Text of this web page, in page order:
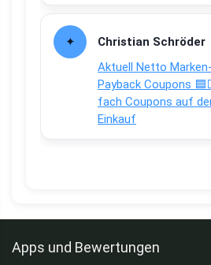
Christian Schröder
Aktuell Netto
Payback Coupons
fach Coupons auf
Einkauf
Apps und Bewertungen